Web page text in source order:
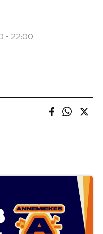
- 22:00